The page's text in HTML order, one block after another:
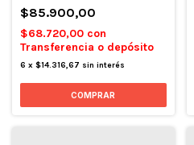
$85.900,00
$68.720,00 con
Transferencia o depósito
6 x $14.316,67 sin interés
COMPRAR